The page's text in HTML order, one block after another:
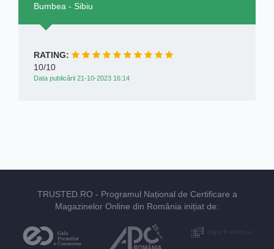
Bumbea - Sibiu
RATING:
10/10
Data publicării 21-10-2023 16:14
TRUSTED.RO - Programul Național de Certificare a
Magazinelor Online din România inițiat de: